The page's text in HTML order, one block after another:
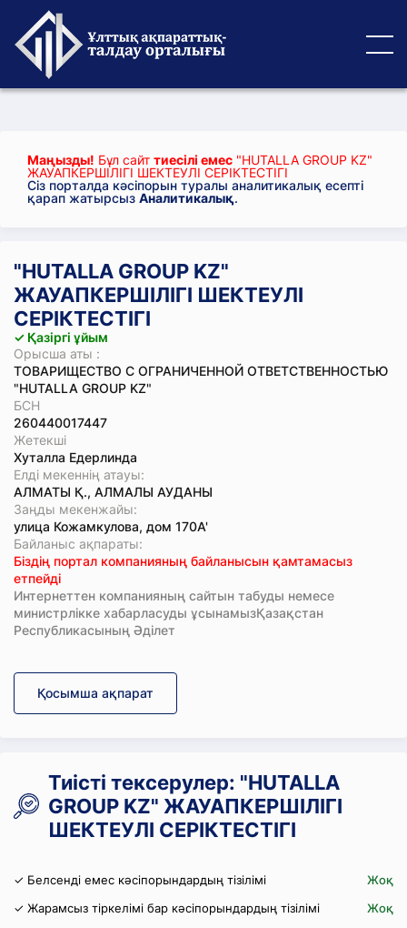
Маңызды! Бұл сайт тиесілі емес "HUTALLA GROUP KZ"
ЖАУАПКЕРШІЛІГІ ШЕКТЕУЛІ СЕРІКТЕСТІГІ
Сіз порталда кәсіпорын туралы аналитикалық есепті
қарап жатырсыз Аналитикалық.
"HUTALLA GROUP KZ"
ЖАУАПКЕРШІЛІГІ ШЕКТЕУЛІ
СЕРІКТЕСТІГІ
✓ Қазіргі ұйым
Орысша аты :
ТОВАРИЩЕСТВО С ОГРАНИЧЕННОЙ ОТВЕТСТВЕННОСТЬЮ
"HUTALLA GROUP KZ"
БСН
260440017447
Жетекші
Хуталла Едерлинда
Елді мекеннің атауы:
АЛМАТЫ Қ., АЛМАЛЫ АУДАНЫ
Заңды мекенжайы:
улица Кожамкулова, дом 170А'
Байланыс ақпараты:
Біздің портал компанияның байланысын қамтамасыз
етпейді
Интернеттен компанияның сайтын табуды немесе
министрлікке хабарласуды ұсынамызҚазақстан
Республикасының Әділет
Қосымша ақпарат
Тиісті тексерулер: "HUTALLA
GROUP KZ" ЖАУАПКЕРШІЛІГІ
ШЕКТЕУЛІ СЕРІКТЕСТІГІ
✓ Белсенді емес кәсіпорындардың тізілімі
Жоқ
✓ Жарамсыз тіркелімі бар кәсіпорындардың тізілімі
Жоқ